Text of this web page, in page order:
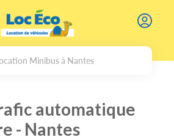
Minibus à Nantes
automatique
- Nantes